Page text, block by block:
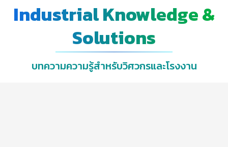
Industrial Knowledge &
Solutions
บทความความรู้สำหรับวิศวกรและโรงงาน